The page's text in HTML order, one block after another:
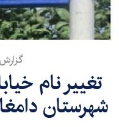
تغییر نام
شهرستان